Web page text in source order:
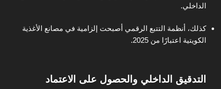
الداخلي.
كذلك، أنظمة التتبع الرقمي أصبحت إلزامية في مصانع الأغذية
الكويتية اعتبارًا من 2025.
التدقيق الداخلي والحصول على الاعتماد